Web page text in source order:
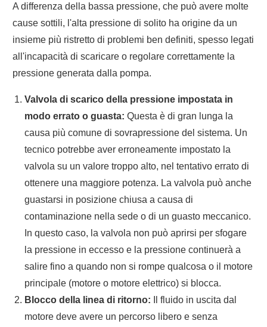
A differenza della bassa pressione, che può avere molte
cause sottili, l'alta pressione di solito ha origine da un
insieme più ristretto di problemi ben definiti, spesso legati
all'incapacità di scaricare o regolare correttamente la
pressione generata dalla pompa.
Valvola di scarico della pressione impostata in
modo errato o guasta: Questa è di gran lunga la
causa più comune di sovrapressione del sistema. Un
tecnico potrebbe aver erroneamente impostato la
valvola su un valore troppo alto, nel tentativo errato di
ottenere una maggiore potenza. La valvola può anche
guastarsi in posizione chiusa a causa di
contaminazione nella sede o di un guasto meccanico.
In questo caso, la valvola non può aprirsi per sfogare
la pressione in eccesso e la pressione continuerà a
salire fino a quando non si rompe qualcosa o il motore
principale (motore o motore elettrico) si blocca.
Blocco della linea di ritorno: Il fluido in uscita dal
motore deve avere un percorso libero e senza